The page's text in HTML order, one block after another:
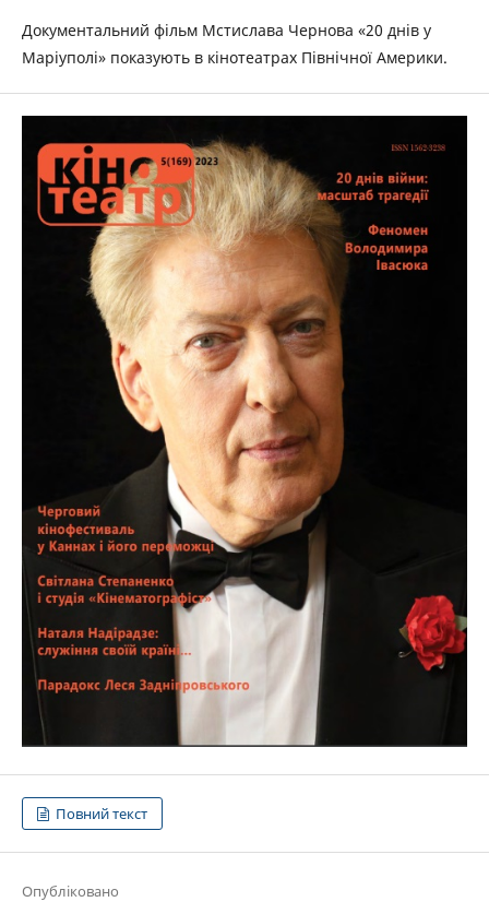
Документальний фільм Мстислава Чернова «20 днів у
Маріуполі» показують в кінотеатрах Північної Америки.
Повний текст
Опубліковано